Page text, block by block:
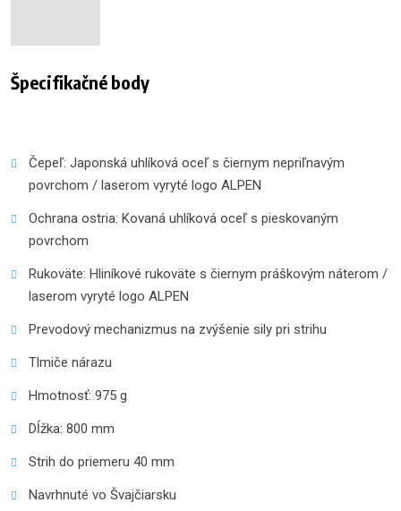
Špecifikačné body
Čepeľ: Japonská uhlíková oceľ s čiernym nepriľnavým
povrchom / laserom vyryté logo ALPEN
Ochrana ostria: Kovaná uhlíková oceľ s pieskovaným
povrchom
Rukoväte: Hliníkové rukoväte s čiernym práškovým náterom /
laserom vyryté logo ALPEN
Prevodový mechanizmus na zvýšenie sily pri strihu
Tlmiče nárazu
Hmotnosť: 975 g
Dĺžka: 800 mm
Strih do priemeru 40 mm
Navrhnuté vo Švajčiarsku